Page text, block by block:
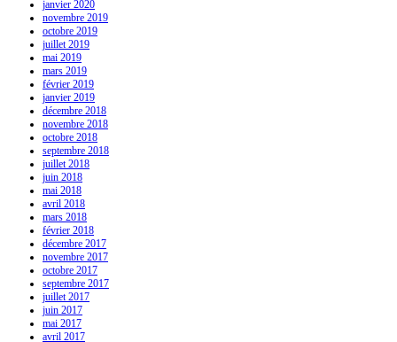
janvier 2020
novembre 2019
octobre 2019
juillet 2019
mai 2019
mars 2019
février 2019
janvier 2019
décembre 2018
novembre 2018
octobre 2018
septembre 2018
juillet 2018
juin 2018
mai 2018
avril 2018
mars 2018
février 2018
décembre 2017
novembre 2017
octobre 2017
septembre 2017
juillet 2017
juin 2017
mai 2017
avril 2017